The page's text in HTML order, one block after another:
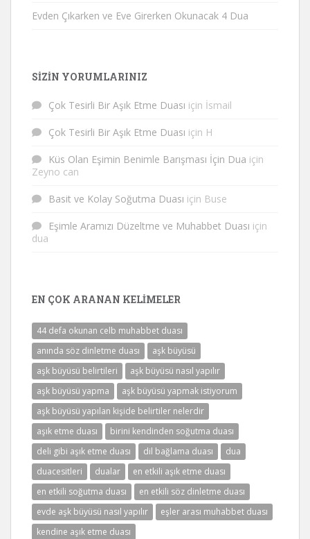
Evden Çıkarken ve Eve Girerken Okunacak 4 Dua
SIZIN YORUMLARINIZ
Çok Tesirli Bir Aşık Etme Duası için İsmail
Çok Tesirli Bir Aşık Etme Duası için H
Küs Olan Eşimin Benimle Barışması İçin Dua için
Zeyno can
Basit ve Kolay Soğutma Duası için Buse
Eşimle Aramızı Düzeltme ve Muhabbet Duası için
dua
EN ÇOK ARANAN KELIMELER
44 defa okunan celb muhabbet duası
anında söz dinletme duası
aşk büyüsü
aşk büyüsü belirtileri
aşk büyüsü nasıl yapılır
aşk büyüsü yapma
aşk büyüsü yapmak istiyorum
aşk büyüsü yapılan kişide belirtiler nelerdir
aşık etme duası
birini kendinden soğutma duası
deli gibi aşık etme duası
dil bağlama duası
dua
duacesitleri
dualar
en etkili aşık etme duası
en etkili soğutma duası
en etkili söz dinletme duası
evde aşk büyüsü nasıl yapılır
eşler arası muhabbet duası
kendine aşık etme duası